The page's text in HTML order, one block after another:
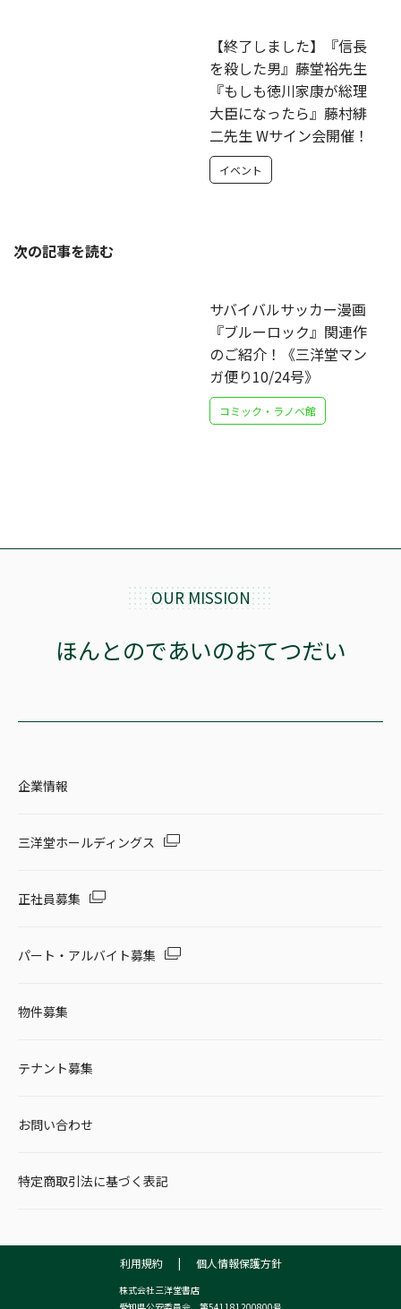
【終了しました】『信長
を殺した男』藤堂裕先生
『もしも徳川家康が総理
大臣になったら』藤村緋
二先生 Wサイン会開催！
イベント
次の記事を読む
サバイバルサッカー漫画
『ブルーロック』関連作
のご紹介！《三洋堂マン
ガ便り10/24号》
コミック・ラノベ館
OUR MISSION
ほんとのであいのおてつだい
企業情報
三洋堂ホールディングス
正社員募集
パート・アルバイト募集
物件募集
テナント募集
お問い合わせ
特定商取引法に基づく表記
利用規約 | 個人情報保護方針
株式会社三洋堂書店